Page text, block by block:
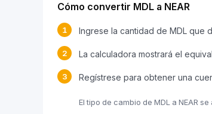
Cómo convertir MDL a NEAR
1 Ingrese la cantidad de MDL que
2 La calculadora mostrará el
3 Regístrese para obtener una
El tipo de cambio de MDL a NEAR